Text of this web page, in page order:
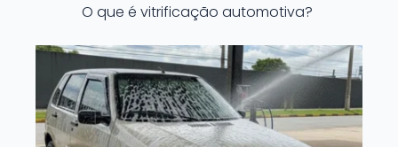
O que é vitrificação automotiva?